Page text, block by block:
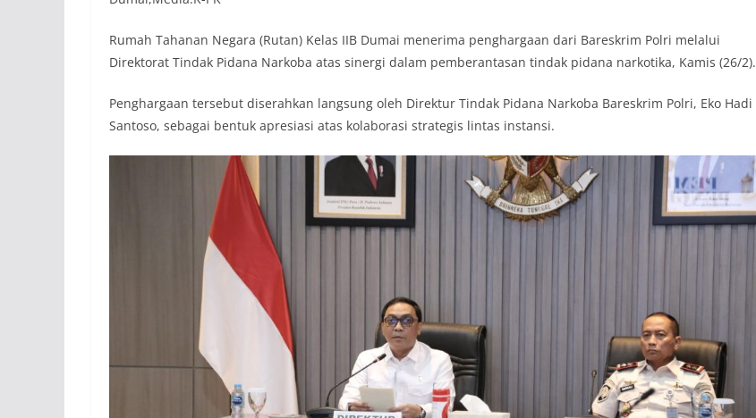
Rumah Tahanan Negara (Rutan) Kelas IIB Dumai menerima penghargaan dari Bareskrim Polri melalui
Direktorat Tindak Pidana Narkoba atas sinergi dalam pemberantasan tindak pidana narkotika, Kamis (26/2).
Penghargaan tersebut diserahkan langsung oleh Direktur Tindak Pidana Narkoba Bareskrim Polri, Eko Hadi
Santoso, sebagai bentuk apresiasi atas kolaborasi strategis lintas instansi.